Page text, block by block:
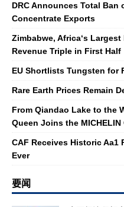
DRC Announces Total Ban
Concentrate Exports
Zimbabwe, Africa‘s
Revenue Triple in First Half
EU Shortlists Tungsten for
Rare Earth Prices Remain
From Qiandao Lake to the
Queen Joins the
CAF Receives Historic Aa1
Ever
要闻